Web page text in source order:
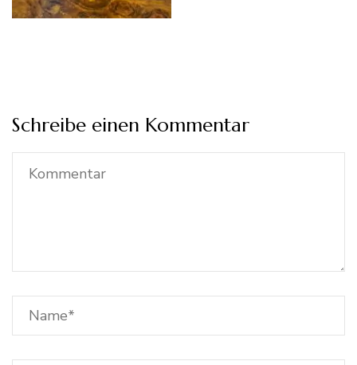
Schreibe einen Kommentar